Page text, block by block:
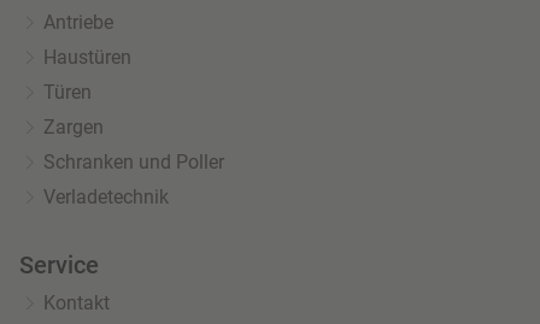
Antriebe
Haustüren
Türen
Zargen
Schranken und Poller
Verladetechnik
Service
Kontakt